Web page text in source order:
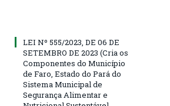
LEI Nº 555/2023, DE 06 DE
SETEMBRO DE 2023 (Cria os
Componentes do Município
de Faro, Estado do Pará do
Sistema Municipal de
Segurança Alimentar e